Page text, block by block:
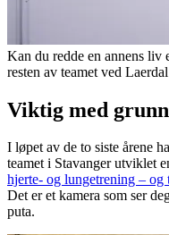
Kan du redde en annens liv
resten av teamet ved
Viktig med
I løpet av de to siste årene
teamet i Stavanger utviklet
hjerte- og lungetrening – og
Det er et kamera som ser
puta.